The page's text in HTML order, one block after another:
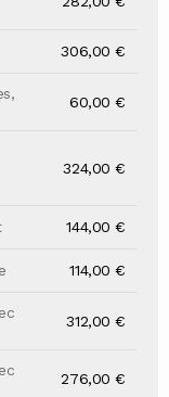
306,00 €
60,00 €
324,00 €
144,00 €
114,00 €
312,00 €
276,00 €